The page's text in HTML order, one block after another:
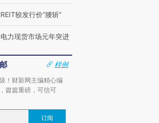
较发行价“腰斩”
电力现货市场元年突进
样例
！财新网主编精心编
篇篇重磅，可信可
订阅